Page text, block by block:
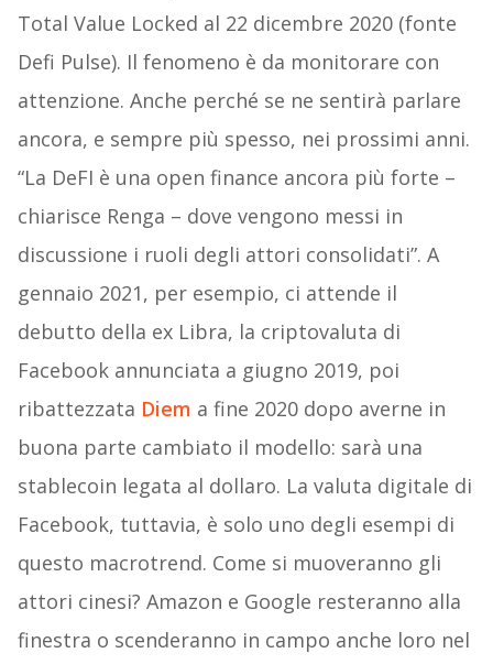
Total Value Locked al 22 dicembre 2020 (fonte
Defi Pulse). Il fenomeno è da monitorare con
attenzione. Anche perché se ne sentirà parlare
ancora, e sempre più spesso, nei prossimi anni.
“La DeFI è una open finance ancora più forte –
chiarisce Renga – dove vengono messi in
discussione i ruoli degli attori consolidati”. A
gennaio 2021, per esempio, ci attende il
debutto della ex Libra, la criptovaluta di
Facebook annunciata a giugno 2019, poi
ribattezzata Diem a fine 2020 dopo averne in
buona parte cambiato il modello: sarà una
stablecoin legata al dollaro. La valuta digitale di
Facebook, tuttavia, è solo uno degli esempi di
questo macrotrend. Come si muoveranno gli
attori cinesi? Amazon e Google resteranno alla
finestra o scenderanno in campo anche loro nel